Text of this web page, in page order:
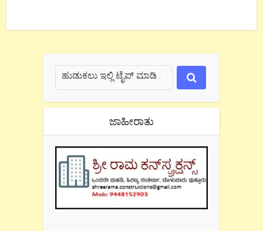
ಜಾಹೀರಾತು